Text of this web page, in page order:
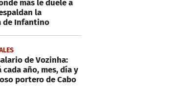
más le duele a
la
de Infantino
de Vozinha:
cada año, mes, día y
portero de Cabo